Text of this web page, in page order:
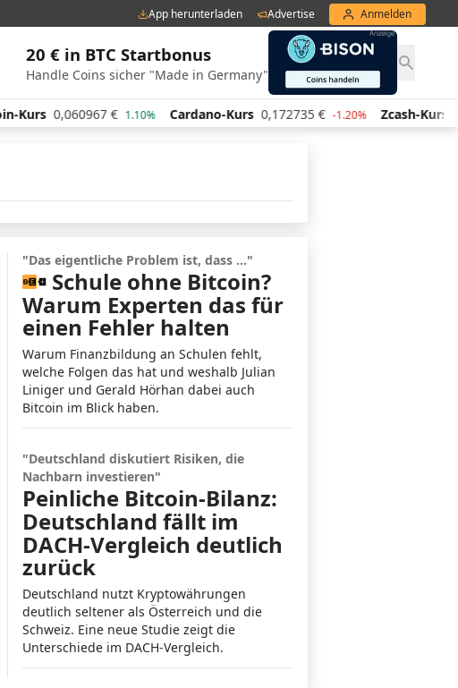
App herunterladen Advertise Anmelden
20 € in BTC Startbonus
Handle Coins sicher "Made in Germany"
0,060967 € 1.10% Cardano-Kurs 0,172735 € -1.20% Zcash-Kurs 434,66
"Das eigentliche Problem ist, dass ..."
Schule ohne Bitcoin?
Warum Experten das für
einen Fehler halten
Warum Finanzbildung an Schulen fehlt,
welche Folgen das hat und weshalb Julian
Liniger und Gerald Hörhan dabei auch
Bitcoin im Blick haben.
"Deutschland diskutiert Risiken, die
Nachbarn investieren"
Peinliche Bitcoin-Bilanz:
Deutschland fällt im
DACH-Vergleich deutlich
zurück
Deutschland nutzt Kryptowährungen
deutlich seltener als Österreich und die
Schweiz. Eine neue Studie zeigt die
Unterschiede im DACH-Vergleich.